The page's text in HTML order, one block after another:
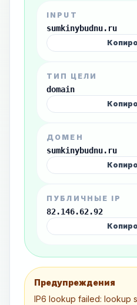
INPUT
sumkinybudnu.ru
ТИП ЦЕЛИ
domain
ДОМЕН
sumkinybudnu.ru
ПУБЛИЧНЫЕ IP
82.146.62.92
Предупреждения
IP6 lookup failed: lookup